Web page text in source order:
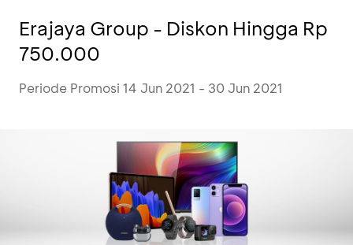
Erajaya Group - Diskon Hingga Rp
750.000
Periode Promosi 14 Jun 2021 - 30 Jun 2021